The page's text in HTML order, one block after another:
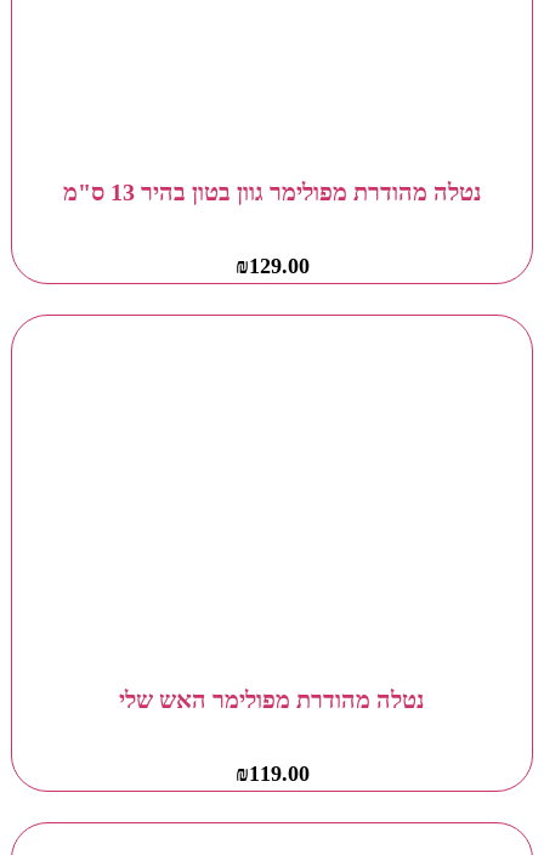
נטלה מהודרת מפולימר גוון בטון בהיר 13 ס"מ
₪129.00
נטלה מהודרת מפולימר האש שלי
₪119.00